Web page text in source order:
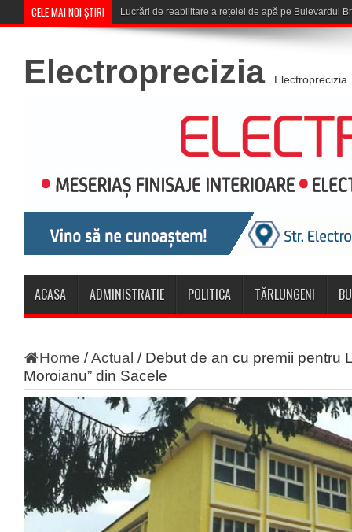
CELE MAI NOI ȘTIRI Corona Brașov se califică în Turul 3
Electroprecizia Electroprecizia
ACASA ADMINISTRATIE POLITICA TĂRLUNGENI
Home /Actual / Debut de an cu premii pentru
Moroianu” din Sacele